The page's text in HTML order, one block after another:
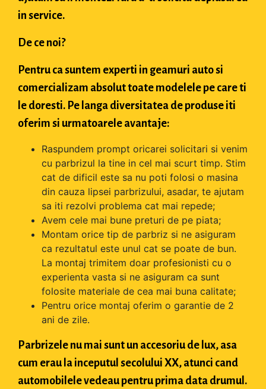
in service.
De ce noi?
Pentru ca suntem experti in geamuri auto si
comercializam absolut toate modelele pe care ti
le doresti. Pe langa diversitatea de produse iti
oferim si urmatoarele avantaje:
Raspundem prompt oricarei solicitari si venim
cu parbrizul la tine in cel mai scurt timp. Stim
cat de dificil este sa nu poti folosi o masina
din cauza lipsei parbrizului, asadar, te ajutam
sa iti rezolvi problema cat mai repede;
Avem cele mai bune preturi de pe piata;
Montam orice tip de parbriz si ne asiguram
ca rezultatul este unul cat se poate de bun.
La montaj trimitem doar profesionisti cu o
experienta vasta si ne asiguram ca sunt
folosite materiale de cea mai buna calitate;
Pentru orice montaj oferim o garantie de 2
ani de zile.
Parbrizele nu mai sunt un accesoriu de lux, asa
cum erau la inceputul secolului XX, atunci cand
automobilele vedeau pentru prima data drumul.